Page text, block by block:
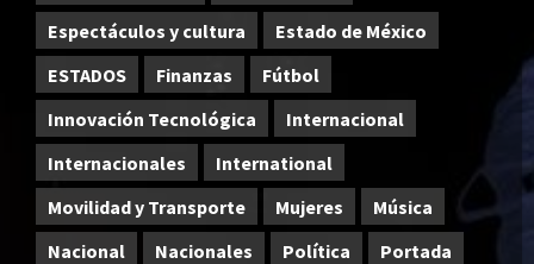
Espectáculos y cultura
Estado de México
ESTADOS
Finanzas
Fútbol
Innovación Tecnológica
Internacional
Internacionales
International
Movilidad y Transporte
Mujeres
Música
Nacional
Nacionales Política
Portada